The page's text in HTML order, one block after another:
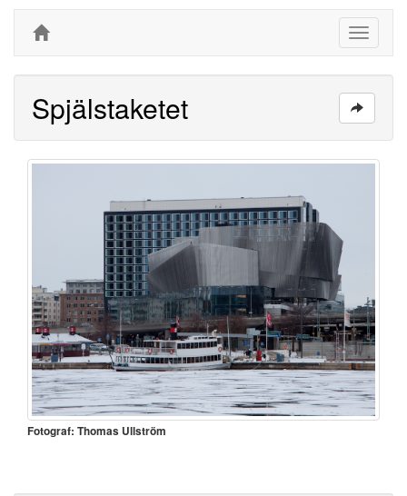
Toggle
Spjälstaketet
Fotograf: Thomas Ullström